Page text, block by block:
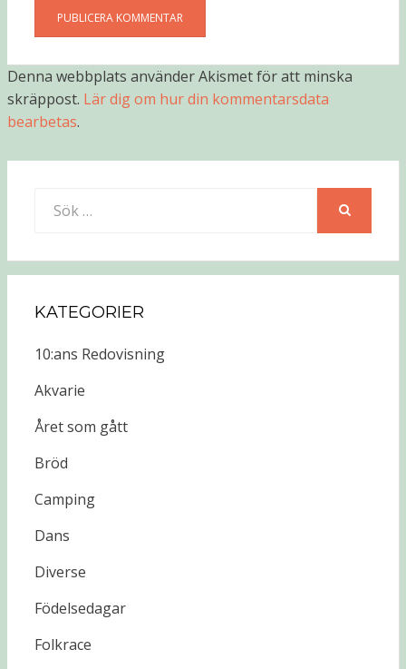
Denna webbplats använder Akismet för att minska
skräppost. Lär dig om hur din kommentarsdata
bearbetas.
efter:
KATEGORIER
10:ans Redovisning
Akvarie
Året som gått
Bröd
Camping
Dans
Diverse
Födelsedagar
Folkrace